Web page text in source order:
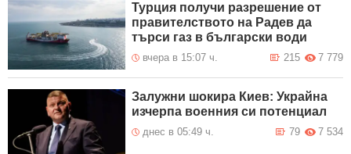
Турция получи разрешение от
правителството на Радев да
търси газ в български води
вчера в 15:07 ч. 7 779
215
Залужни шокира Киев: Украйна
изчерпа военния си потенциал
днес в 05:49 ч. 7 534
79